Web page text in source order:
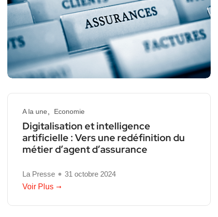
A la une Economie
Digitalisation et intelligence
artificielle : Vers une redéfinition du
métier d’agent d’assurance
La Presse
31 octobre 2024
Voir Plus